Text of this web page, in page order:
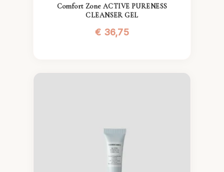
Comfort Zone ACTIVE PURENESS
CLEANSER GEL
€ 36,75